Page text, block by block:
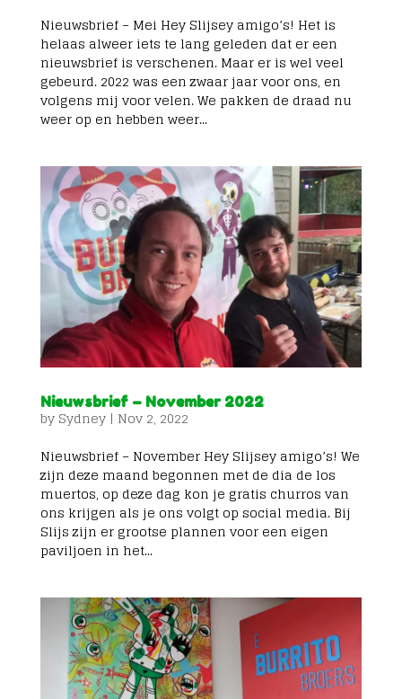
Nieuwsbrief – Mei Hey Slijsey amigo’s! Het is
helaas alweer iets te lang geleden dat er een
nieuwsbrief is verschenen. Maar er is wel veel
gebeurd. 2022 was een zwaar jaar voor ons, en
volgens mij voor velen. We pakken de draad nu
weer op en hebben weer...
Nieuwsbrief – November 2022
by Sydney| Nov 2, 2022
Nieuwsbrief – November Hey Slijsey amigo’s! We
zijn deze maand begonnen met de dia de los
muertos, op deze dag kon je gratis churros van
ons krijgen als je ons volgt op social media. Bij
Slijs zijn er grootse plannen voor een eigen
paviljoen in het...